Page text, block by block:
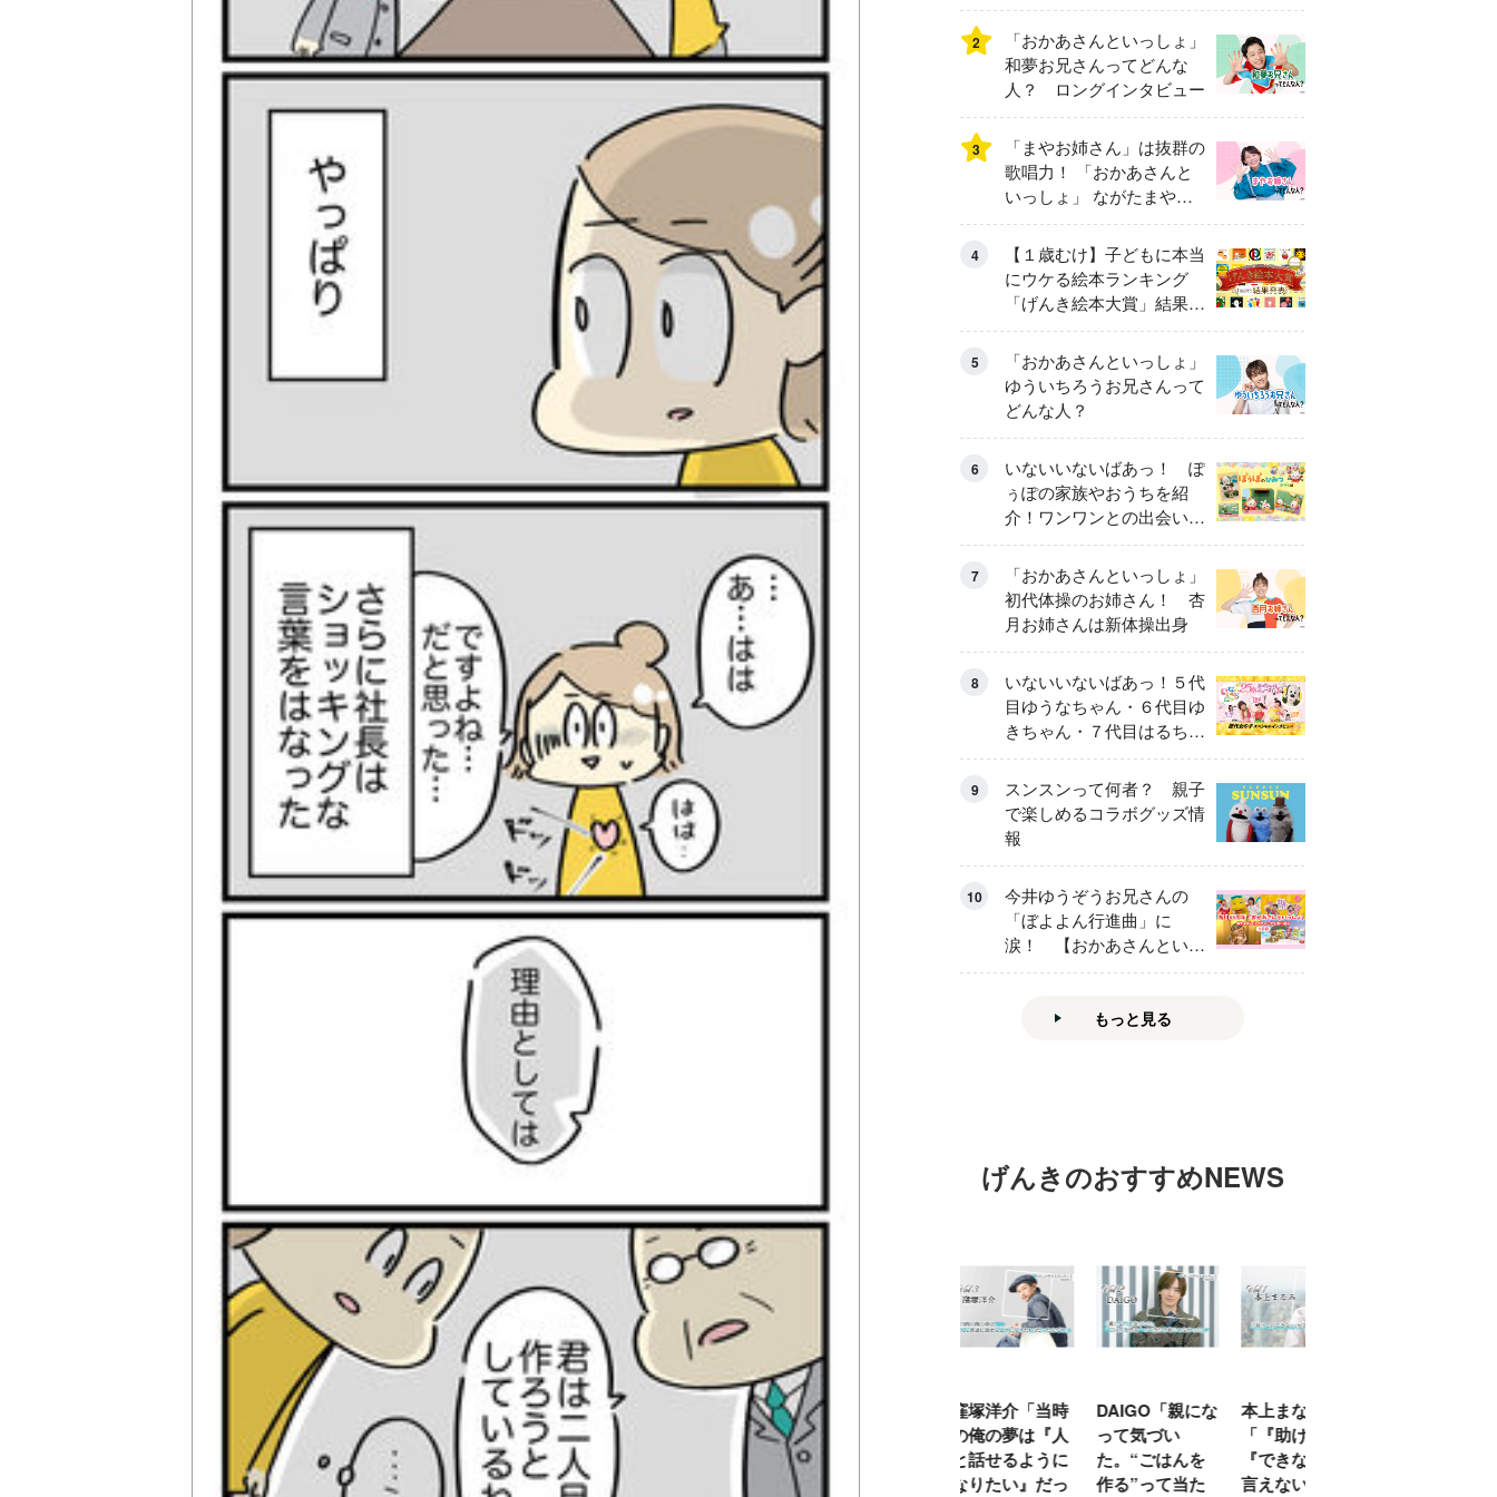
2
「おかあさんといっしょ」
和夢お兄さんってどんな
人？ ロングインタビュー
3
「まやお姉さん」は抜群の
歌唱力！ 「おかあさんと
いっしょ」 ながたまやさ
んってどんな人？
4
【１歳むけ】子どもに本当
にウケる絵本ランキング
「げんき絵本大賞」結果発
表
5
「おかあさんといっしょ」
ゆういちろうお兄さんって
どんな人？
6
いないいないばあっ！ ぽ
ぅぽの家族やおうちを紹
介！ワンワンとの出会いの
瞬間も
7
「おかあさんといっしょ」
初代体操のお姉さん！ 杏
月お姉さんは新体操出身
8
いないいないばあっ！５代
目ゆうなちゃん・６代目ゆ
きちゃん・７代目はるちゃ
ん スペシャルインタビュ
ー
9
スンスンって何者？ 親子
で楽しめるコラボグッズ情
報
10
今井ゆうぞうお兄さんの
「ぼよよん行進曲」に
涙！ 【おかあさんといっ
しょ65周年特別番組】
もっと見る
げんきのおすすめNEWS
横山だいすけ
「僕は『歌が好
きな子』だった
けど『歌がうま
元体操のお兄さ
ん小林よしひさ
「小３で観たあ
の人の映画が人
TBSアナ井上貴
博「アナウンサ
ーになろうと思
ったことは一度
ひろゆき「『自
分はこれが得意
だ』という“思
長谷川あかり
「料理家になる
片鱗なんて一ミ
リもなかった」
窪塚洋介「当時
の俺の夢は『人
と話せるように
なりたい』だっ
DAIGO「親にな
って気づい
た。“ごはんを
作る”って当た
本上まなみ
「『助けて』
『できない』が
言えない子ども